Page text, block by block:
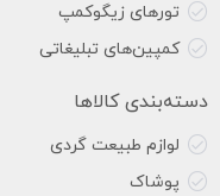
تورهای زیگوکمپ
کمپین‌های تبلیغاتی
دسته‌بندی کالاها
لوازم طبیعت گردی
پوشاک